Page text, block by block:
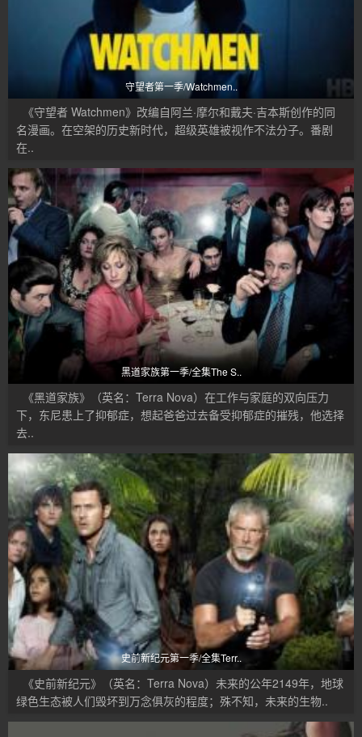
守望者第一季/Watchmen..
《守望者 Watchmen》改编自阿兰·摩尔和戴夫·吉本斯创作的同
名漫画。在空架的历史新时代，超级英雄被视作不法分子。番剧
在..
黑道家族第一季/全集The S..
《黑道家族》（英名：Terra Nova）在工作与家庭的双向压力
下，东尼患上了抑郁症，想起爸爸过去备受抑郁症的摧残，他选择
去..
史前新纪元第一季/全集Terr..
《史前新纪元》（英名：Terra Nova）未来的公年2149年，地球
绿色生态被人们毁坏到万念俱灰的程度；殊不知，未来的生物..